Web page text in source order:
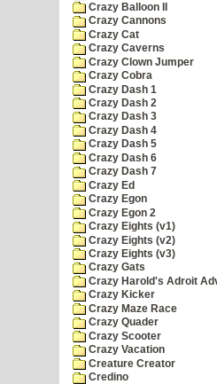
Crazy Balloon II
Crazy Cannons
Crazy Cat
Crazy Caverns
Crazy Clown Jumper
Crazy Cobra
Crazy Dash 1
Crazy Dash 2
Crazy Dash 3
Crazy Dash 4
Crazy Dash 5
Crazy Dash 6
Crazy Dash 7
Crazy Ed
Crazy Egon
Crazy Egon 2
Crazy Eights (v1)
Crazy Eights (v2)
Crazy Eights (v3)
Crazy Gats
Crazy Harold's Adroit
Crazy Kicker
Crazy Maze Race
Crazy Quader
Crazy Scooter
Crazy Vacation
Creature Creator
Credino